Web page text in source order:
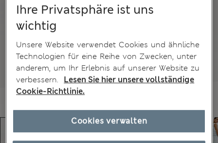
Ihre Privatsphäre ist uns
wichtig
Unsere Website verwendet Cookies und ähnliche
Technologien für eine Reihe von Zwecken, unter
anderem, um Ihr Erlebnis auf unserer Website zu
verbessern.
Lesen Sie hier unsere vollständige
Cookie-Richtlinie.
Cookies verwalten